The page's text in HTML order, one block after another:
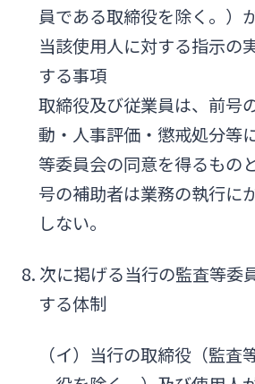
員である取締役を除く。）
当該使用人に対する指示の
する事項
取締役及び従業員は、前号
動・人事評価・懲戒処分等
等委員会の同意を得るもの
号の補助者は業務の執行に
しない。
8. 次に掲げる当行の監査等委
する体制
（イ）当行の取締役（監査